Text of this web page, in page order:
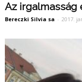
Az irgalmasság
Bereczki Silvia sa - 2017.